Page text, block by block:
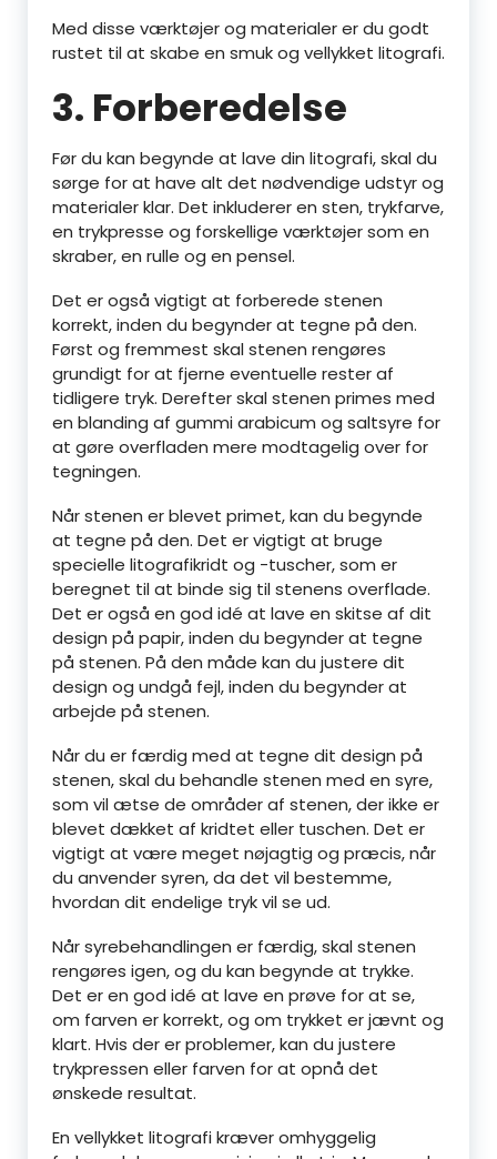
Med disse værktøjer og materialer er du godt
rustet til at skabe en smuk og vellykket litografi.
3. Forberedelse
Før du kan begynde at lave din litografi, skal du
sørge for at have alt det nødvendige udstyr og
materialer klar. Det inkluderer en sten, trykfarve,
en trykpresse og forskellige værktøjer som en
skraber, en rulle og en pensel.
Det er også vigtigt at forberede stenen
korrekt, inden du begynder at tegne på den.
Først og fremmest skal stenen rengøres
grundigt for at fjerne eventuelle rester af
tidligere tryk. Derefter skal stenen primes med
en blanding af gummi arabicum og saltsyre for
at gøre overfladen mere modtagelig over for
tegningen.
Når stenen er blevet primet, kan du begynde
at tegne på den. Det er vigtigt at bruge
specielle litografikridt og -tuscher, som er
beregnet til at binde sig til stenens overflade.
Det er også en god idé at lave en skitse af dit
design på papir, inden du begynder at tegne
på stenen. På den måde kan du justere dit
design og undgå fejl, inden du begynder at
arbejde på stenen.
Når du er færdig med at tegne dit design på
stenen, skal du behandle stenen med en syre,
som vil ætse de områder af stenen, der ikke er
blevet dækket af kridtet eller tuschen. Det er
vigtigt at være meget nøjagtig og præcis, når
du anvender syren, da det vil bestemme,
hvordan dit endelige tryk vil se ud.
Når syrebehandlingen er færdig, skal stenen
rengøres igen, og du kan begynde at trykke.
Det er en god idé at lave en prøve for at se,
om farven er korrekt, og om trykket er jævnt og
klart. Hvis der er problemer, kan du justere
trykpressen eller farven for at opnå det
ønskede resultat.
En vellykket litografi kræver omhyggelig